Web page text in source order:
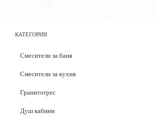
КАТЕГОРИИ
Смесители за баня
Смесители за кухня
Гранитогрес
Душ кабини